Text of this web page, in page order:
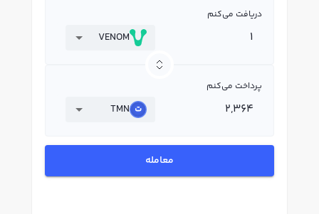
دریافت می‌کنم
VENOM
پرداخت می‌کنم
TMN
معامله